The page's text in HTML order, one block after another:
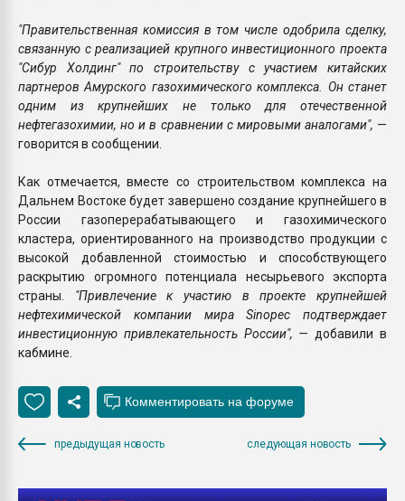
"Правительственная комиссия в том числе одобрила сделку,
связанную с реализацией крупного инвестиционного проекта
"Сибур Холдинг" по строительству с участием китайских
партнеров Амурского газохимического комплекса. Он станет
одним из крупнейших не только для отечественной
нефтегазохимии, но и в сравнении с мировыми аналогами", —
говорится в сообщении.
Как отмечается, вместе со строительством комплекса на
Дальнем Востоке будет завершено создание крупнейшего в
России газоперерабатывающего и газохимического
кластера, ориентированного на производство продукции с
высокой добавленной стоимостью и способствующего
раскрытию огромного потенциала несырьевого экспорта
страны. "Привлечение к участию в проекте крупнейшей
нефтехимической компании мира Sinopec подтверждает
инвестиционную привлекательность России", — добавили в
кабмине.
предыдущая новость следующая новость